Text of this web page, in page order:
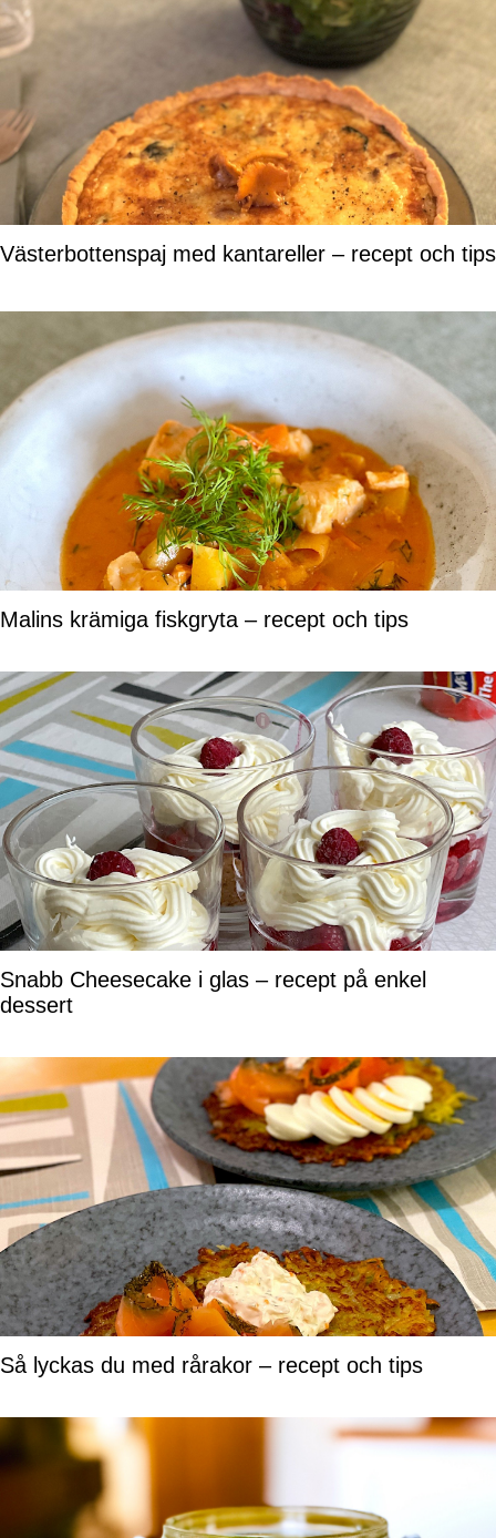
Västerbottenspaj med kantareller – recept och tips
Malins krämiga fiskgryta – recept och tips
Snabb Cheesecake i glas – recept på enkel
dessert
Så lyckas du med rårakor – recept och tips